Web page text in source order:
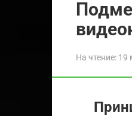
На чтение: 19